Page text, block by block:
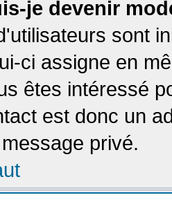
je devenir
sont
ci assigne en
êtes intéressé
est donc un
privé.